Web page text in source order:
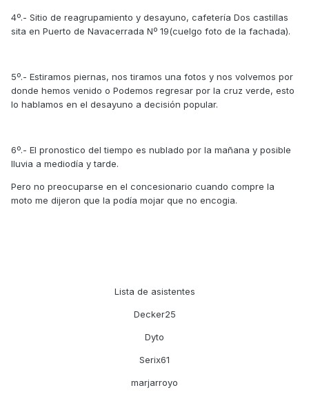
4º.- Sitio de reagrupamiento y desayuno, cafetería Dos castillas
sita en Puerto de Navacerrada Nº 19(cuelgo foto de la fachada).
5º.- Estiramos piernas, nos tiramos una fotos y nos volvemos por
donde hemos venido o Podemos regresar por la cruz verde, esto
lo hablamos en el desayuno a decisión popular.
6º.- El pronostico del tiempo es nublado por la mañana y posible
lluvia a mediodía y tarde.
Pero no preocuparse en el concesionario cuando compre la
moto me dijeron que la podía mojar que no encogia.
Lista de asistentes
Decker25
Dyto
Serix61
marjarroyo